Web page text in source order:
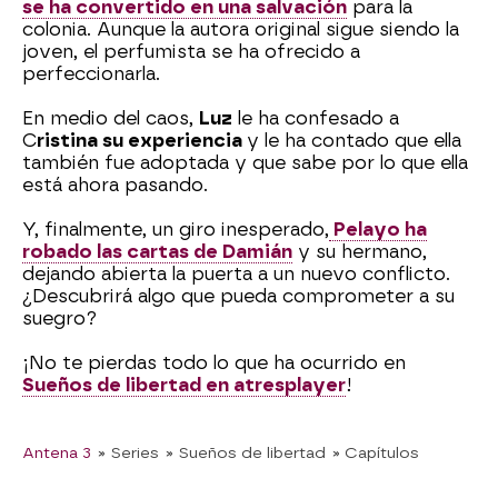
se ha convertido en una salvación para la
colonia. Aunque la autora original sigue siendo la
joven, el perfumista se ha ofrecido a
perfeccionarla.
En medio del caos, Luz le ha confesado a
Cristina su experiencia y le ha contado que ella
también fue adoptada y que sabe por lo que ella
está ahora pasando.
Y, finalmente, un giro inesperado, Pelayo ha
robado las cartas de Damián y su hermano,
dejando abierta la puerta a un nuevo conflicto.
¿Descubrirá algo que pueda comprometer a su
suegro?
¡No te pierdas todo lo que ha ocurrido en
Sueños de libertad en atresplayer!
Antena 3 » Series » Sueños de libertad » Capítulos